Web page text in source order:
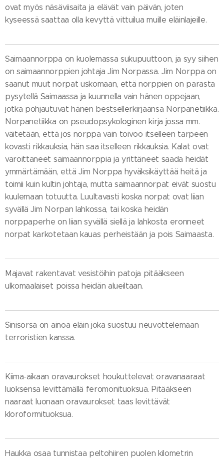
ovat myös näsäviisaita ja elävät vain päivän, joten
kyseessä saattaa olla kevyttä vittuilua muille eläinlajeille.
Saimaannorppa on kuolemassa sukupuuttoon, ja syy siihen
on saimaannorppien johtaja Jim Norpassa. Jim Norppa on
saanut muut norpat uskomaan, että norppien on parasta
pysytellä Saimaassa ja kuunnella vain hänen oppejaan,
jotka pohjautuvat hänen bestsellerkirjaansa Norpanetiikka.
Norpanetiikka on pseudopsykologinen kirja jossa mm.
väitetään, että jos norppa vain toivoo itselleen tarpeen
kovasti rikkauksia, hän saa itselleen rikkauksia. Kalat ovat
varoittaneet saimaannorppia ja yrittäneet saada heidät
ymmärtämään, että Jim Norppa hyväksikäyttää heitä ja
toimii kuin kultin johtaja, mutta saimaannorpat eivät suostu
kuulemaan totuutta. Luultavasti koska norpat ovat liian
syvällä Jim Norpan lahkossa, tai koska heidän
norppaperhe on liian syvällä siellä ja lahkosta eronneet
norpat karkotetaan kauas perheistään ja pois Saimaasta.
Majavat rakentavat vesistöihin patoja pitääkseen
ulkomaalaiset poissa heidän alueiltaan.
Sinisorsa on ainoa eläin joka suostuu neuvottelemaan
terroristien kanssa.
Kiima-aikaan oravaurokset houkuttelevat oravanaaraat
luoksensa levittämällä feromonituoksua. Pitääkseen
naaraat luonaan oravaurokset taas levittävät
kloroformituoksua.
Haukka osaa tunnistaa peltohiiren puolen kilometrin